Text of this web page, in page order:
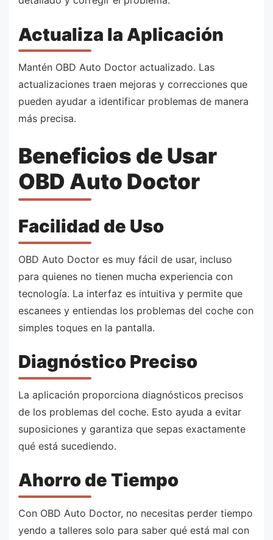
Actualiza la Aplicación
Mantén OBD Auto Doctor actualizado. Las
actualizaciones traen mejoras y correcciones que
pueden ayudar a identificar problemas de manera
más precisa.
Beneficios de Usar
OBD Auto Doctor
Facilidad de Uso
OBD Auto Doctor es muy fácil de usar, incluso
para quienes no tienen mucha experiencia con
tecnología. La interfaz es intuitiva y permite que
escanees y entiendas los problemas del coche con
simples toques en la pantalla.
Diagnóstico Preciso
La aplicación proporciona diagnósticos precisos
de los problemas del coche. Esto ayuda a evitar
suposiciones y garantiza que sepas exactamente
qué está sucediendo.
Ahorro de Tiempo
Con OBD Auto Doctor, no necesitas perder tiempo
yendo a talleres solo para saber qué está mal con